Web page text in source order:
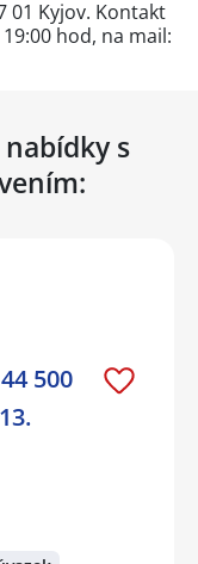
01 Kyjov. Kontakt
hod, na mail:
s
500